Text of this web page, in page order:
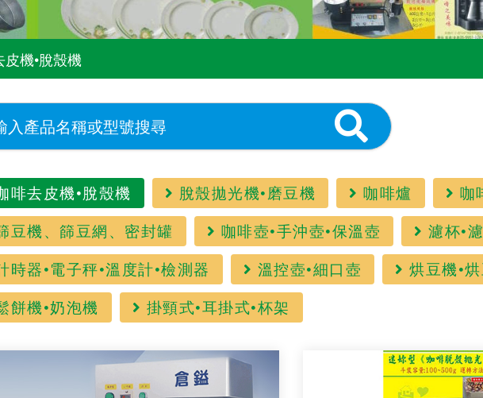
機•脫殼機
啡去皮機•脫殼機 脫殼拋光機•磨豆機 咖啡爐
咖
豆機、篩豆網、密封罐
咖啡壺•手沖壺•保溫壺
濾杯•
時器•電子秤•溫度計•檢測器
溫控壺•細口壺
烘豆機•
餅機•奶泡機
掛頸式•耳掛式•杯架